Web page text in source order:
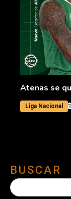
Atenas se
Liga Nacional
BUSCAR